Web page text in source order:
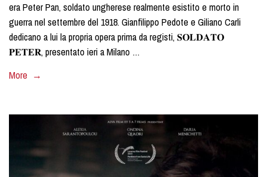
era Peter Pan, soldato ungherese realmente esistito e morto in
guerra nel settembre del 1918. Gianfilippo Pedote e Giliano Carli
dedicano a lui la propria opera prima da registi, 𝐒𝐎𝐋𝐃𝐀𝐓𝐎
𝐏𝐄𝐓𝐄𝐑, presentato ieri a Milano …
More →